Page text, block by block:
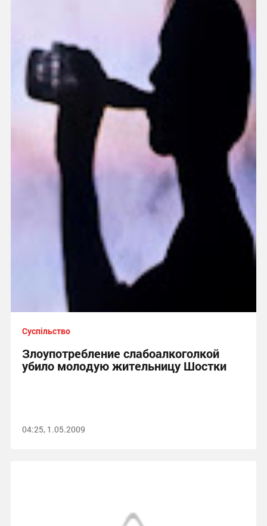
Суспільство
Злоупотребление слабоалкоголкой
убило молодую жительницу Шостки
04:25, 1.05.2009